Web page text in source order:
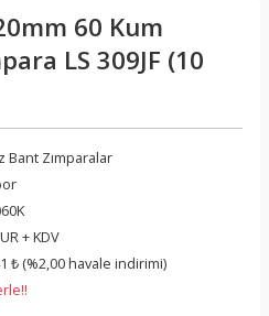
60 Kum
LS 309JF (10
Bant Zımparalar
+ KDV
₺ (%2,00 havale indirimi)